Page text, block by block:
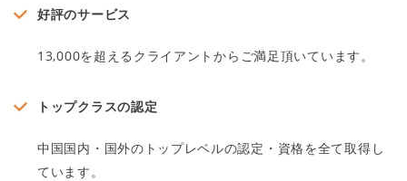
好評のサービス
13,000を超えるクライアントからご満足頂いています。
トップクラスの認定
中国国内・国外のトップレベルの認定・資格を全て取得し
ています。